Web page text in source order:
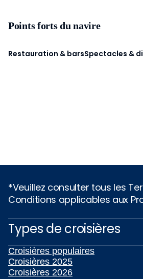
Points forts du navire
Restauration & barsSpectacles &
*Veuillez consulter tous les
Conditions applicables aux
Types de croisières
Croisières populaires
Croisières 2025
Croisières 2026